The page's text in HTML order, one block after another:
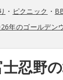
・ ピクニック ・
年のゴールデ
忍野の